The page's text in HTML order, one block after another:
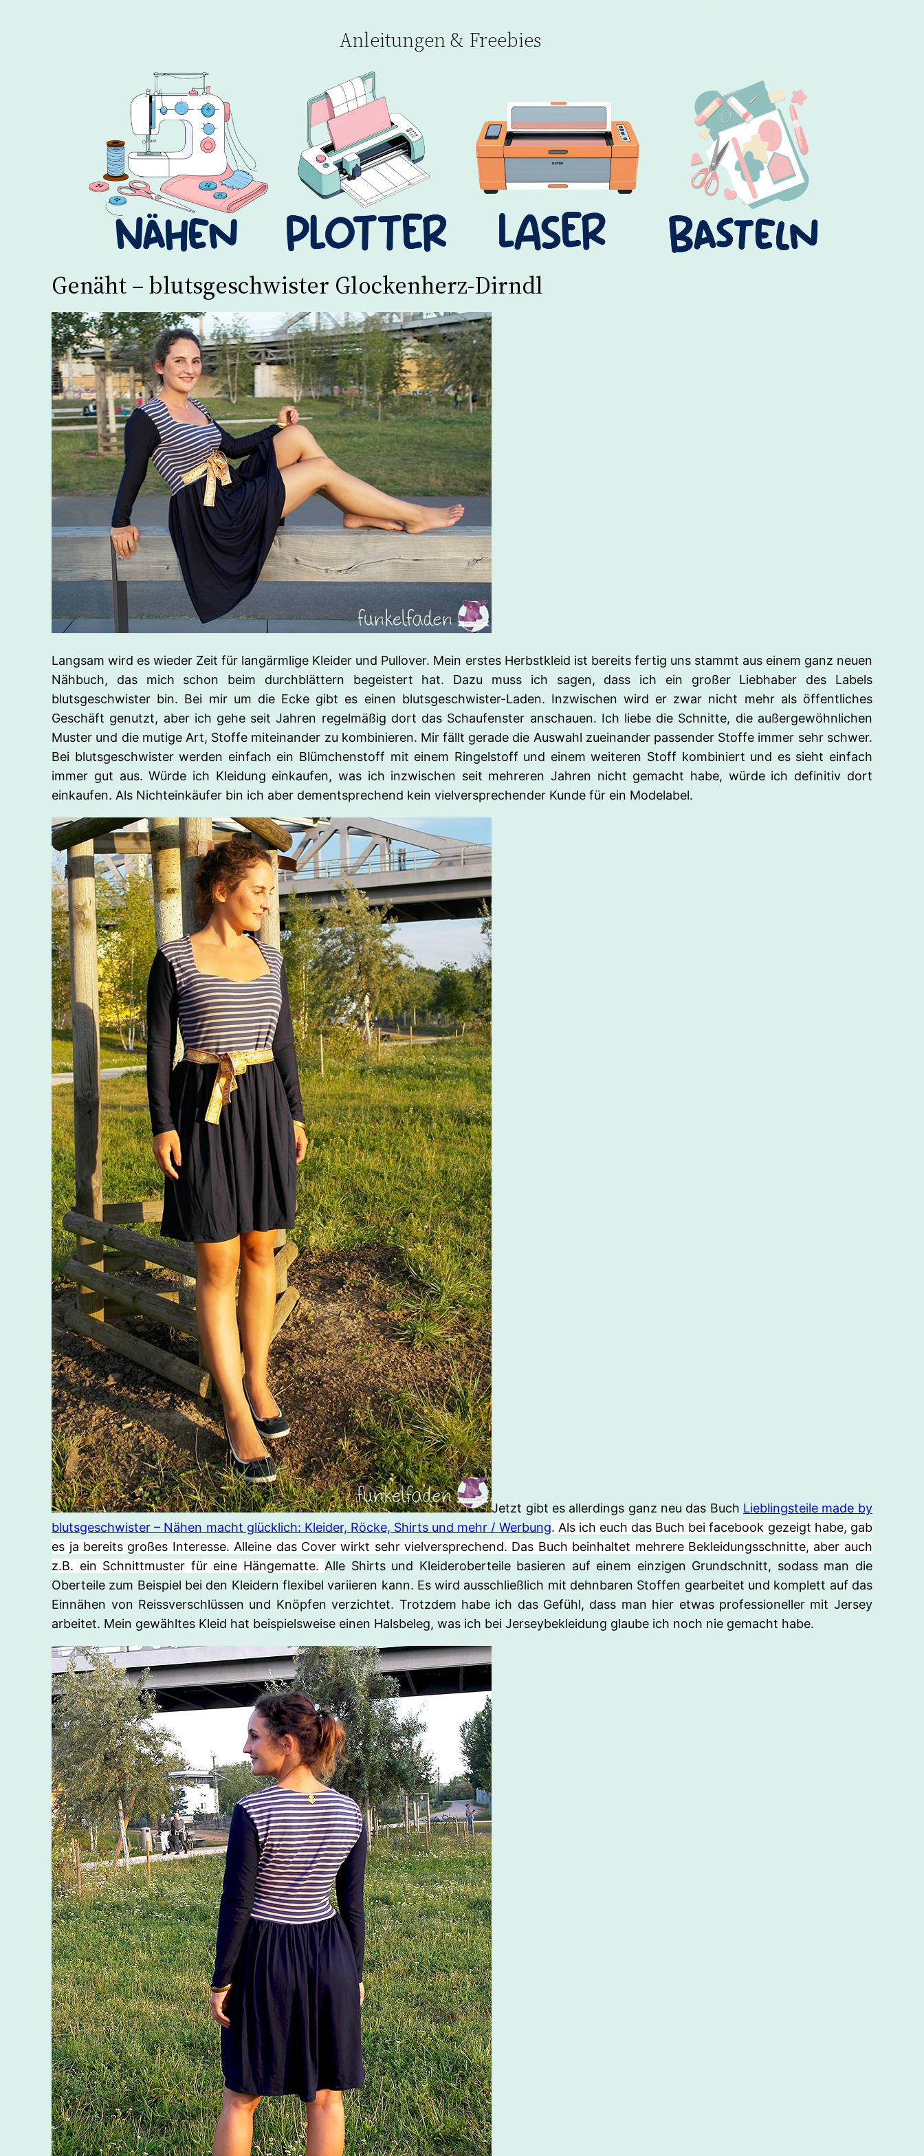
Anleitungen & Freebies
Genäht – blutsgeschwister Glockenherz-Dirndl
Langsam wird es wieder Zeit für langärmlige Kleider und Pullover. Mein erstes Herbstkleid ist bereits fertig uns stammt aus einem ganz neuen
Nähbuch, das mich schon beim durchblättern begeistert hat. Dazu muss ich sagen, dass ich ein großer Liebhaber des Labels
blutsgeschwister bin. Bei mir um die Ecke gibt es einen blutsgeschwister-Laden. Inzwischen wird er zwar nicht mehr als öffentliches
Geschäft genutzt, aber ich gehe seit Jahren regelmäßig dort das Schaufenster anschauen. Ich liebe die Schnitte, die außergewöhnlichen
Muster und die mutige Art, Stoffe miteinander zu kombinieren. Mir fällt gerade die Auswahl zueinander passender Stoffe immer sehr schwer.
Bei blutsgeschwister werden einfach ein Blümchenstoff mit einem Ringelstoff und einem weiteren Stoff kombiniert und es sieht einfach
immer gut aus. Würde ich Kleidung einkaufen, was ich inzwischen seit mehreren Jahren nicht gemacht habe, würde ich definitiv dort
einkaufen. Als Nichteinkäufer bin ich aber dementsprechend kein vielversprechender Kunde für ein Modelabel.
Jetzt gibt es allerdings ganz neu das Buch Lieblingsteile made by
blutsgeschwister – Nähen macht glücklich: Kleider, Röcke, Shirts und mehr / Werbung. Als ich euch das Buch bei facebook gezeigt habe, gab
es ja bereits großes Interesse. Alleine das Cover wirkt sehr vielversprechend. Das Buch beinhaltet mehrere Bekleidungsschnitte, aber auch
z.B. ein Schnittmuster für eine Hängematte. Alle Shirts und Kleideroberteile basieren auf einem einzigen Grundschnitt, sodass man die
Oberteile zum Beispiel bei den Kleidern flexibel variieren kann. Es wird ausschließlich mit dehnbaren Stoffen gearbeitet und komplett auf das
Einnähen von Reissverschlüssen und Knöpfen verzichtet. Trotzdem habe ich das Gefühl, dass man hier etwas professioneller mit Jersey
arbeitet. Mein gewähltes Kleid hat beispielsweise einen Halsbeleg, was ich bei Jerseybekleidung glaube ich noch nie gemacht habe.